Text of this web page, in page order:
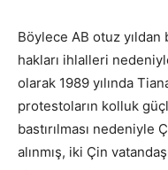
Böylece AB otuz yıldan
hakları ihlalleri
olarak 1989 yılında
protestoların kolluk
bastırılması nedeniyle
alınmış, iki Çin